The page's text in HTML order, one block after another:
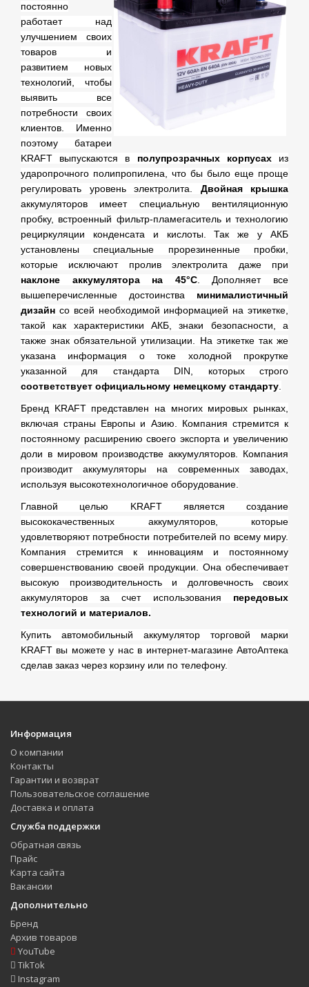
постоянно
работает над
улучшением своих
товаров и
развитием новых
технологий, чтобы
выявить все
потребности своих
клиентов. Именно
поэтому батареи
KRAFT выпускаются в полупрозрачных корпусах из
ударопрочного полипропилена, что бы было еще проще
регулировать уровень электролита. Двойная крышка
аккумуляторов имеет специальную вентиляционную
пробку, встроенный фильтр-пламегаситель и технологию
рециркуляции конденсата и кислоты. Так же у АКБ
установлены специальные прорезиненные пробки,
которые исключают пролив электролита даже при
наклоне аккумулятора на 45°C. Дополняет все
вышеперечисленные достоинства минималистичный
дизайн со всей необходимой информацией на этикетке,
такой как характеристики АКБ, знаки безопасности, а
также знак обязательной утилизации. На этикетке так же
указана информация о токе холодной прокрутке
указанной для стандарта DIN , которых строго
соответствует официальному немецкому стандарту
Бренд KRAFT представлен на многих мировых рынках,
включая страны Европы и Азию. Компания стремится к
постоянному расширению своего экспорта и увеличению
доли в мировом производстве аккумуляторов. Компания
производит аккумуляторы на современных заводах,
используя высокотехнологичное оборудование.
Главной целью KRAFT является создание
высококачественных аккумуляторов, которые
удовлетворяют потребности потребителей по всему миру.
Компания стремится к инновациям и постоянному
совершенствованию своей продукции. Она обеспечивает
высокую производительность и долговечность своих
аккумуляторов за счет использования передовых
технологий и материалов.
Купить автомобильный аккумулятор торговой марки
KRAFT вы можете у нас в интернет-магазине АвтоАптека
сделав заказ через корзину или по телефону.
Информация
О компании
Контакты
Гарантии и возврат
Пользовательское соглашение
Доставка и оплата
Служба поддержки
Обратная связь
Прайс
Карта сайта
Вакансии
Дополнительно
Бренд
Архив товаров
YouTube
TikTok
Instagram